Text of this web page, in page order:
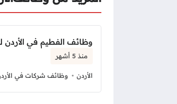
وظائف الفطيم في الأردن
منذ 5 أشهر
الأردن وظائف شركات في